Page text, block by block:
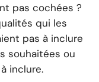
pas cochées ?
qui les
pas à inclure
souhaitées ou
inclure.